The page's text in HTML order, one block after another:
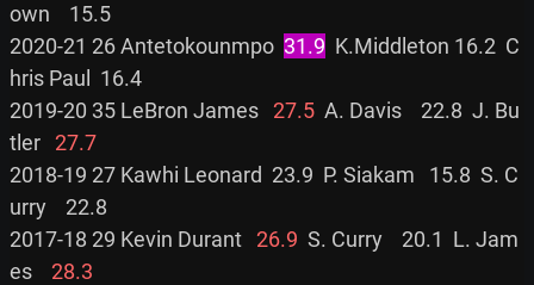
own    15.5
2020-21 26 Antetokounmpo 31.9
  K.Middleton 16.2  C
hris Paul  16.4
2019-20 35 LeBron James 27.5
  A. Davis    22.8  J. Bu
tler 27.7
2018-19 27 Kawhi Leonard  23.9  P. Siakam   15.8  S. C
urry    22.8
2017-18 29 Kevin Durant 26.9
  S. Curry    20.1  L. Jam
es 28.3